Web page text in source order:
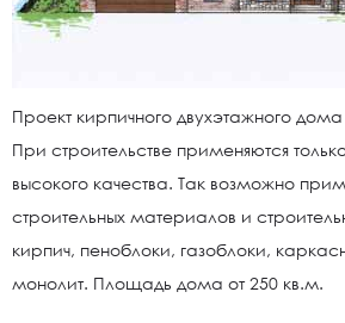
Проект кирпичного двухэтажного
При строительстве применяются
высокого качества. Так возможно
строительных материалов и
кирпич, пеноблоки, газоблоки,
монолит. Площадь дома от 250 кв.м.